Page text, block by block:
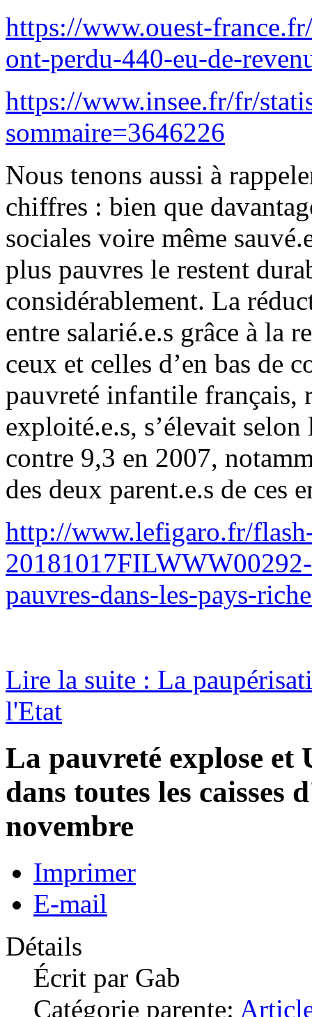
https://www.ouest-
ont-perdu-440-eu-de-
https://www.insee.fr/fr/
sommaire=3646226
Nous tenons aussi à
chiffres : bien que
sociales voire même
plus pauvres le restent
considérablement. La
entre salarié.e.s grâce à la
ceux et celles d’en bas de
pauvreté infantile français,
exploité.e.s, s’élevait
contre 9,3 en 2007,
des deux parent.e.s de ces
http://www.lefigaro.fr/
pauvres-dans-les-pays-
Lire la suite : La
l'Etat
La pauvreté explose et
dans toutes les caisses
novembre
Imprimer
E-mail
Détails
Écrit par Gab
Catégorie parente: